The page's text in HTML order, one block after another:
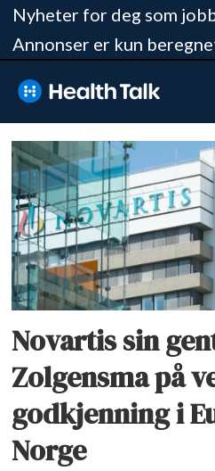
Nyheter for deg som
Annonser er kun
Tag:
risdiplam
Novartis sin
Zolgensma på
godkjenning i
Norge